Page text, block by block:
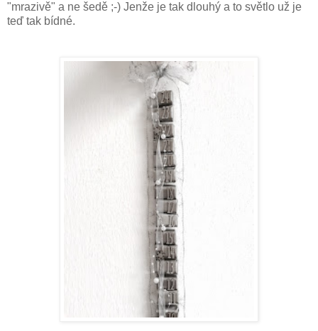
"mrazivě" a ne šedě ;-) Jenže je tak dlouhý a to světlo už je
teď tak bídné.